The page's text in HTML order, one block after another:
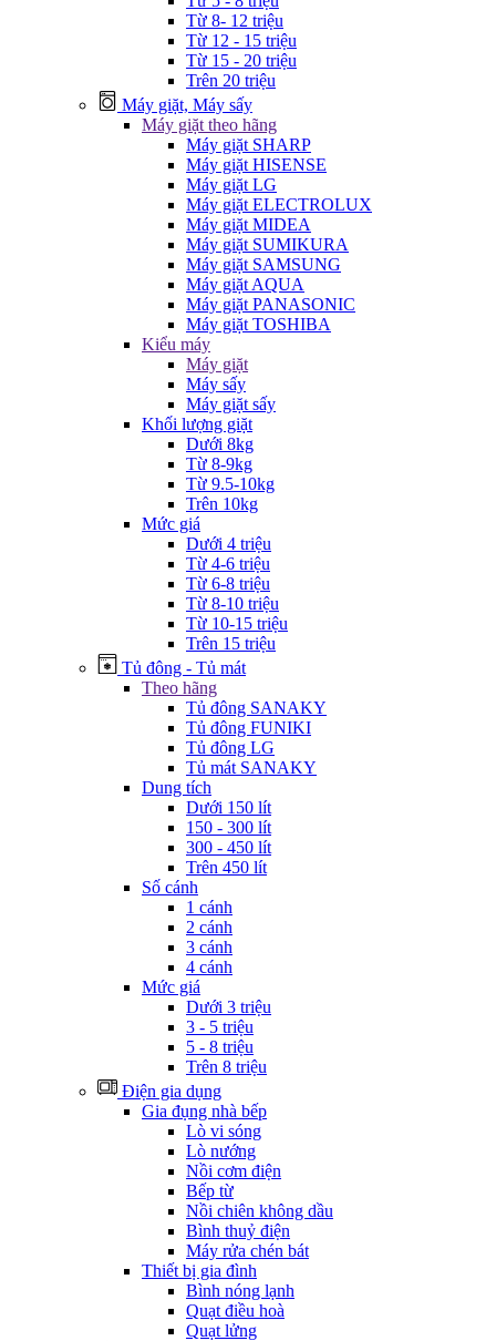
Từ 8- 12 triệu
Từ 12 - 15 triệu
Từ 15 - 20 triệu
Trên 20 triệu
Máy giặt, Máy sấy
Máy giặt theo hãng
Máy giặt SHARP
Máy giặt HISENSE
Máy giặt LG
Máy giặt ELECTROLUX
Máy giặt MIDEA
Máy giặt SUMIKURA
Máy giặt SAMSUNG
Máy giặt AQUA
Máy giặt PANASONIC
Máy giặt TOSHIBA
Kiểu máy
Máy giặt
Máy sấy
Máy giặt sấy
Khối lượng giặt
Dưới 8kg
Từ 8-9kg
Từ 9.5-10kg
Trên 10kg
Mức giá
Dưới 4 triệu
Từ 4-6 triệu
Từ 6-8 triệu
Từ 8-10 triệu
Từ 10-15 triệu
Trên 15 triệu
Tủ đông - Tủ mát
Theo hãng
Tủ đông SANAKY
Tủ đông FUNIKI
Tủ đông LG
Tủ mát SANAKY
Dung tích
Dưới 150 lít
150 - 300 lít
300 - 450 lít
Trên 450 lít
Số cánh
1 cánh
2 cánh
3 cánh
4 cánh
Mức giá
Dưới 3 triệu
3 - 5 triệu
5 - 8 triệu
Trên 8 triệu
Điện gia dụng
Gia đụng nhà bếp
Lò vi sóng
Lò nướng
Nồi cơm điện
Bếp từ
Nồi chiên không dầu
Bình thuỷ điện
Máy rửa chén bát
Thiết bị gia đình
Bình nóng lạnh
Quạt điều hoà
Quạt lửng